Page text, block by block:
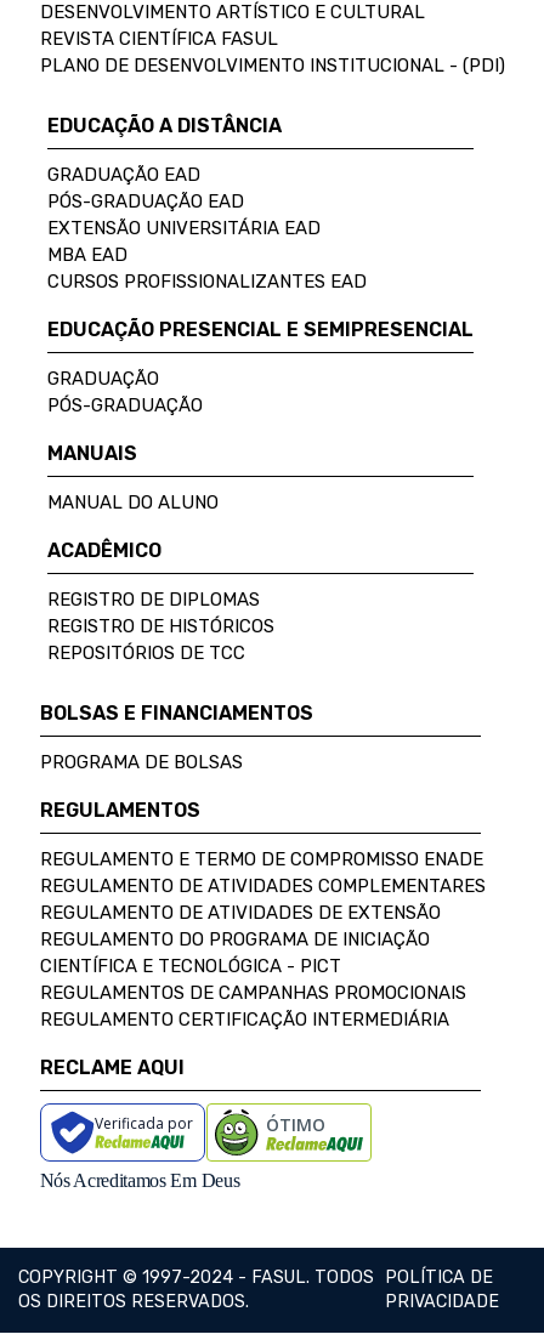
DESENVOLVIMENTO ARTÍSTICO E CULTURAL
REVISTA CIENTÍFICA FASUL
PLANO DE DESENVOLVIMENTO INSTITUCIONAL - (PDI)
EDUCAÇÃO A DISTÂNCIA
GRADUAÇÃO EAD
PÓS-GRADUAÇÃO EAD
EXTENSÃO UNIVERSITÁRIA EAD
MBA EAD
CURSOS PROFISSIONALIZANTES EAD
EDUCAÇÃO PRESENCIAL E SEMIPRESENCIAL
GRADUAÇÃO
PÓS-GRADUAÇÃO
MANUAIS
MANUAL DO ALUNO
ACADÊMICO
REGISTRO DE DIPLOMAS
REGISTRO DE HISTÓRICOS
REPOSITÓRIOS DE TCC
BOLSAS E FINANCIAMENTOS
PROGRAMA DE BOLSAS
REGULAMENTOS
REGULAMENTO E TERMO DE COMPROMISSO ENADE
REGULAMENTO DE ATIVIDADES COMPLEMENTARES
REGULAMENTO DE ATIVIDADES DE EXTENSÃO
REGULAMENTO DO PROGRAMA DE INICIAÇÃO
CIENTÍFICA E TECNOLÓGICA - PICT
REGULAMENTOS DE CAMPANHAS PROMOCIONAIS
REGULAMENTO CERTIFICAÇÃO INTERMEDIÁRIA
RECLAME AQUI
Verificada por ÓTIMO
Nós Acreditamos Em Deus
COPYRIGHT © 1997-2024 - FASUL. TODOS
OS DIREITOS RESERVADOS.
POLÍTICA DE
PRIVACIDADE